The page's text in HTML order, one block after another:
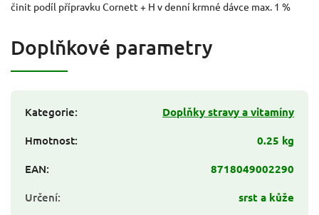
činit podíl přípravku Cornett + H v denní krmné dávce max. 1 %
Doplňkové parametry
Kategorie:
Doplňky stravy a vitamíny
Hmotnost:
0.25 kg
EAN:
8718049002290
Určení: srst a kůže